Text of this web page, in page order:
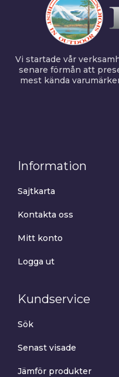
Vi startade vår
senare förmån att
mest kända
Information
Sajtkarta
Kontakta oss
Mitt konto
Logga ut
Kundservice
Sök
Senast visade
Jämför produkter